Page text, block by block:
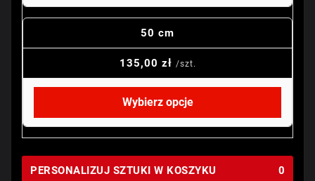
50 cm
135,00 zł /szt.
Wybierz opcje
PERSONALIZUJ SZTUKI W KOSZYKU 0